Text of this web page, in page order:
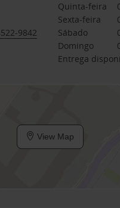
9842
Quinta-feira
Sexta-feira
Sábado
Domingo
Entrega
View Map